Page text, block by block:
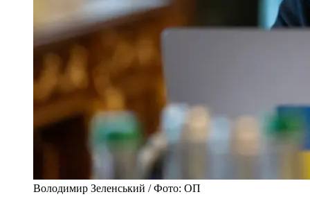
Володимир Зеленський / Фото: ОП